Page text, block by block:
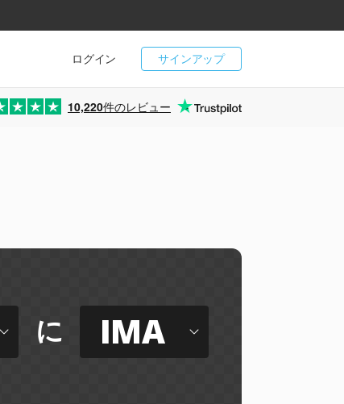
サインアップ
ログイン
10,220件のレビュー
に IMA